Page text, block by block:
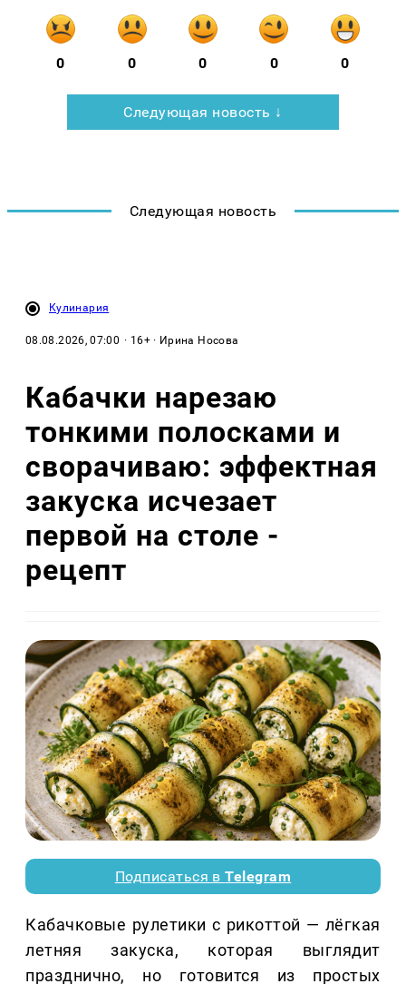
0 0 0 0 0
Следующая новость ↓
Следующая новость
Кулинария
08.08.2026, 07:00 · 16+ · Ирина Носова
Кабачки нарезаю
тонкими полосками и
сворачиваю: эффектная
закуска исчезает
первой на столе -
рецепт
Подписаться вTelegram
Кабачковые рулетики с рикоттой — лёгкая
летняя закуска, которая выглядит
празднично, но готовится из простых